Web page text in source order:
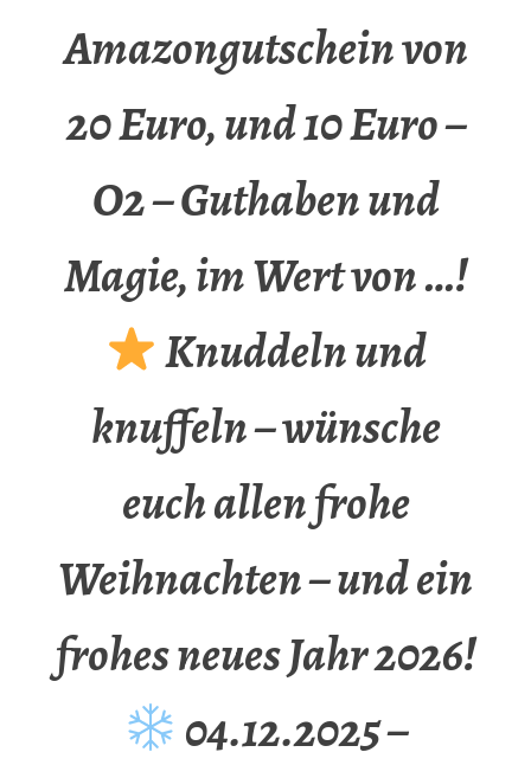
Amazongutschein von
20 Euro, und 10 Euro –
O2 – Guthaben und
Magie, im Wert von …!
Knuddeln und
knuffeln – wünsche
euch allen frohe
Weihnachten – und ein
frohes neues Jahr 2026!
04.12.2025 –